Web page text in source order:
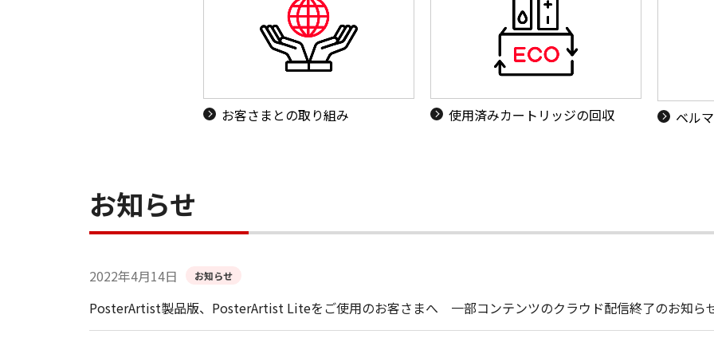
お客さまとの取り組み 使用済みカートリッジの回収 ベル
お知らせ
2022年4月14日 お知らせ
PosterArtist製品版、PosterArtist Liteをご使用のお客さまへ 一部コンテンツのクラウド配信終了のお知ら